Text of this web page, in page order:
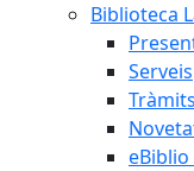
Biblioteca
Serveis